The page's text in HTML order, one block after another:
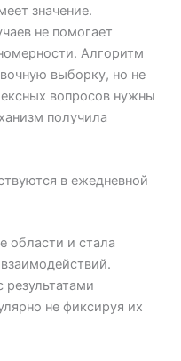
значение.
не помогает
Алгоритм
выборку, но не
вопросов нужны
получила
в ежедневной
области и стала
результатами
не фиксируя их